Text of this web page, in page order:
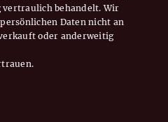
vertraulich behandelt. Wir
Daten nicht an
oder anderweitig